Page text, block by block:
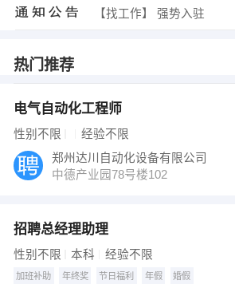
【找工作】 强势入驻
发布 [品质主管 ] 招聘信息
【新华人寿】 强势入驻
热门推荐
电气自动化工程师
性别不限 经验不限
郑州达川自动化设备有限公司
中德产业园78号楼102
招聘总经理助理
性别不限 本科 经验不限
加班补助 年终奖 节日福利 年假 婚假